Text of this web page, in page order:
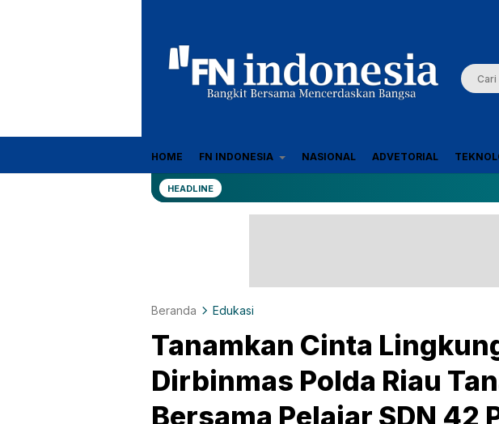
fn-indonesia.com
Sumber Referensi Terpercaya
HOME FN INDONESIA NASIONAL ADVETORIAL
HEADLINE
Beranda Edukasi
Tanamkan Cinta
Dirbinmas Polda Riau
Bersama Pelajar SDN 42